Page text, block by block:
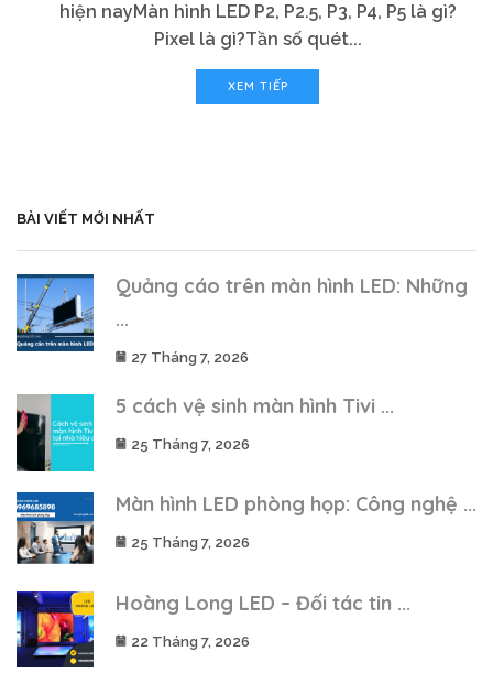
hiện nayMàn hình LED P2, P2.5, P3, P4, P5 là gì?
Pixel là gì?Tần số quét...
XEM TIẾP
BÀI VIẾT MỚI NHẤT
Quảng cáo trên màn hình LED: Những
...
27 Tháng 7, 2026
5 cách vệ sinh màn hình Tivi ...
25 Tháng 7, 2026
Màn hình LED phòng họp: Công nghệ ...
25 Tháng 7, 2026
Hoàng Long LED – Đối tác tin ...
22 Tháng 7, 2026